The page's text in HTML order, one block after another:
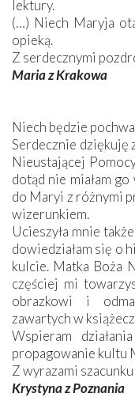
lektury.
(…) Niech Maryja
opieką.
Z serdecznymi
Maria z Krakowa
Niech będzie
Serdecznie dziękuję
Nieustającej
dotąd nie miałam
do Maryi z różnymi
wizerunkiem.
Ucieszyła mnie
dowiedziałam się o
kulcie. Matka Boża
częściej mi
obrazkowi i
zawartych w
Wspieram
propagowanie kultu
Z wyrazami szacunku
Krystyna z Poznania